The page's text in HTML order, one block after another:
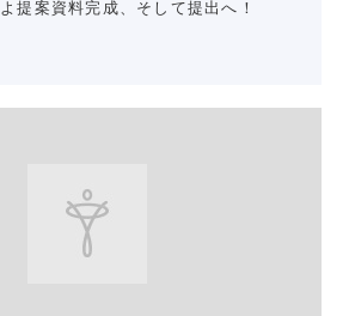
提案資料完成、そして提出へ！